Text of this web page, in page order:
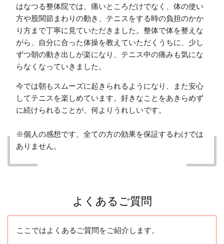
はなつる整体院では、痛いところだけでなく、体の使い
方や股関節まわりの動き、テニスをする時の負担のかか
り方まで丁寧に見ていただきました。整体で体を整えな
がら、自分に合った体操を教えていただくうちに、少し
ずつ朝の動き出しが楽になり、テニス中の痛みも気にな
らなくなっていきました。
今では朝もスムーズに起きられるようになり、また安心
してテニスを楽しめています。好きなことをあきらめず
に続けられることが、何よりうれしいです。
※個人の感想です、全ての方の効果を保証するわけでは
ありません。
よくあるご質問
ここではよくあるご質問をご紹介します。